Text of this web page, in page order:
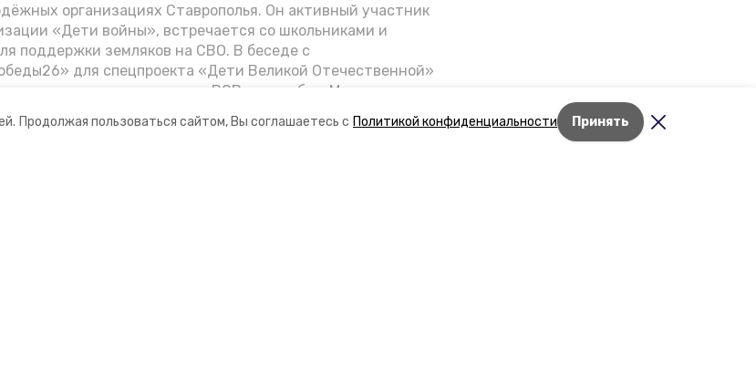
Продолжая пользоваться сайтом, Вы соглашаетесь с Политикой конфиденциальности Принять
организациях Ставрополья. Он активный участник
«Дети войны», встречается со школьниками и
поддержки земляков на СВО. В беседе с
для спецпроекта «Дети Великой Отечественной»
оккупантов в годы ВОВ, о службе в Москве,